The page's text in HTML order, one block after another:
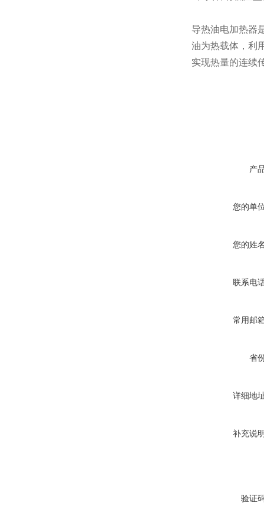
导热油电加热器
油为热载体，利
实现热量的连续
产
您的单
您的姓
联系电
常用邮
省
详细地
补充说
验证